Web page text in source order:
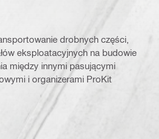
drobnych części,
eksploatacyjnych na budowie
między innymi pasującymi
i organizerami ProKit